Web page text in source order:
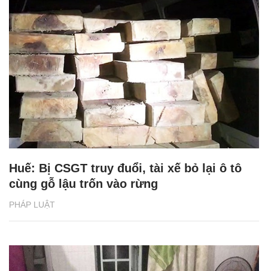
PHÁP LUẬT
Huế: Bị CSGT truy đuổi, tài xế bỏ lại ô tô
cùng gỗ lậu trốn vào rừng